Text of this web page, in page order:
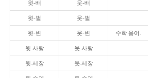
윗-배 웃-배
윗-벌 웃-벌
윗-변 웃-변 수학 용어.
윗-사랑 웃-사랑
윗-세장 웃-세장